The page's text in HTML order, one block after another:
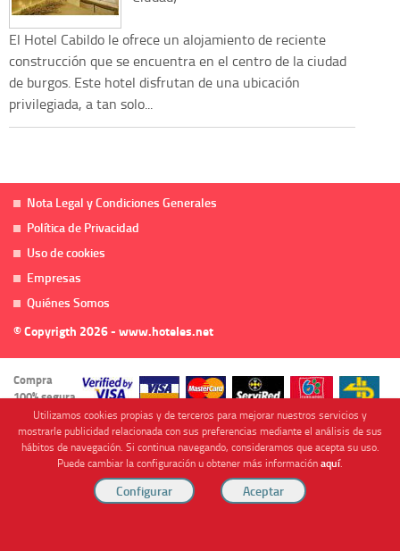
El Hotel Cabildo le ofrece un alojamiento de reciente
construcción que se encuentra en el centro de la ciudad
de burgos. Este hotel disfrutan de una ubicación
privilegiada, a tan solo...
Nota Legal y Condiciones Generales
Política de Privacidad
Uso de cookies
Empresas
Quiénes Somos
© Copyrigth 2026 - www.hoteles.net
Compra
100% segura
Cofinanciado por
Utilizamos cookies propias y de terceros para mejorar nuestros servicios y
mostrarle publicidad relacionada con sus preferencias mediante el análisis de sus
hábitos de navegación. Si continua navegando, consideramos que acepta su uso.
Puede cambiar la configuración u obtener más informaciónaquí.